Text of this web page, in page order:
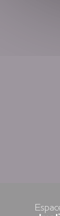
variées
restauration «
attentionnée,
Dans nos
la tranquillité
coordination
avec la
ou l’espace
espaces
Avec nos
personnes
villes
sélectionnés
Alpes, en Ile-